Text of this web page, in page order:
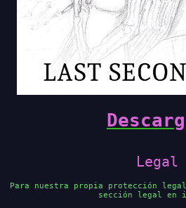
Legal
Para nuestra propia protección
sección legal en